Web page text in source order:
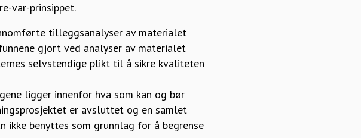
var-prinsippet.
tilleggsanalyser av materialet
gjort ved analyser av materialet
selvstendige plikt til å sikre kvaliteten
ligger innenfor hva som kan og bør
er avsluttet og en samlet
ikke benyttes som grunnlag for å begrense